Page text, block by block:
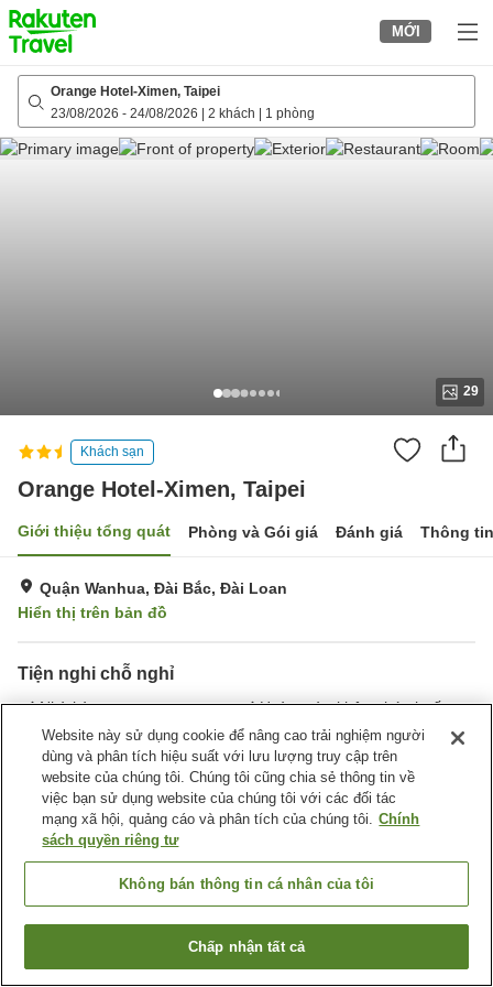
to
top
page
MỚI
Orange Hotel-Ximen, Taipei
23/08/2026 - 24/08/2026 2 khách 1 phòng
29
Khách sạn
Orange Hotel-Ximen, Taipei
Giới thiệu tổng quát Phòng và Gói giá Đánh giá Thông
Quận Wanhua, Đài Bắc, Đài Loan
Hiển thị trên bản đồ
Tiện nghi chỗ nghỉ
Nhà hàng
Hoàn toàn không hút thuốc
Giặt ủi
Trang chủ Đài Loan Đài Bắc Quận Wanhua
Xinqi Village
Orange Hotel-Ximen, Taipei
Tìm phòng trống
Website này sử dụng cookie để nâng cao trải nghiệm người
dùng và phân tích hiệu suất với lưu lượng truy cập trên
website của chúng tôi. Chúng tôi cũng chia sẻ thông tin về
việc bạn sử dụng website của chúng tôi với các đối tác
mạng xã hội, quảng cáo và phân tích của chúng tôi. Chính
sách quyền riêng tư
Không bán thông tin cá nhân của tôi
Chấp nhận tất cả